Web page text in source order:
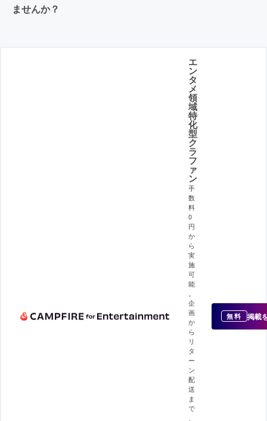
ませんか？
エ
ン
タ
メ
領
域
特
化
型
ク
ラ
フ
ァ
ン
手
数
料
0
円
か
ら
実
施
可
能
企
画
か
ら
リ
タ
ー
ン
配
送
ま
で
無料 掲載